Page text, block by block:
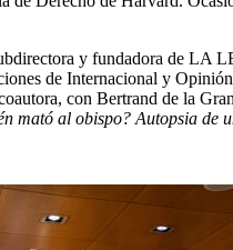
y fundadora de LA
de Internacional y
con Bertrand de la
mató al obispo? Autopsia de